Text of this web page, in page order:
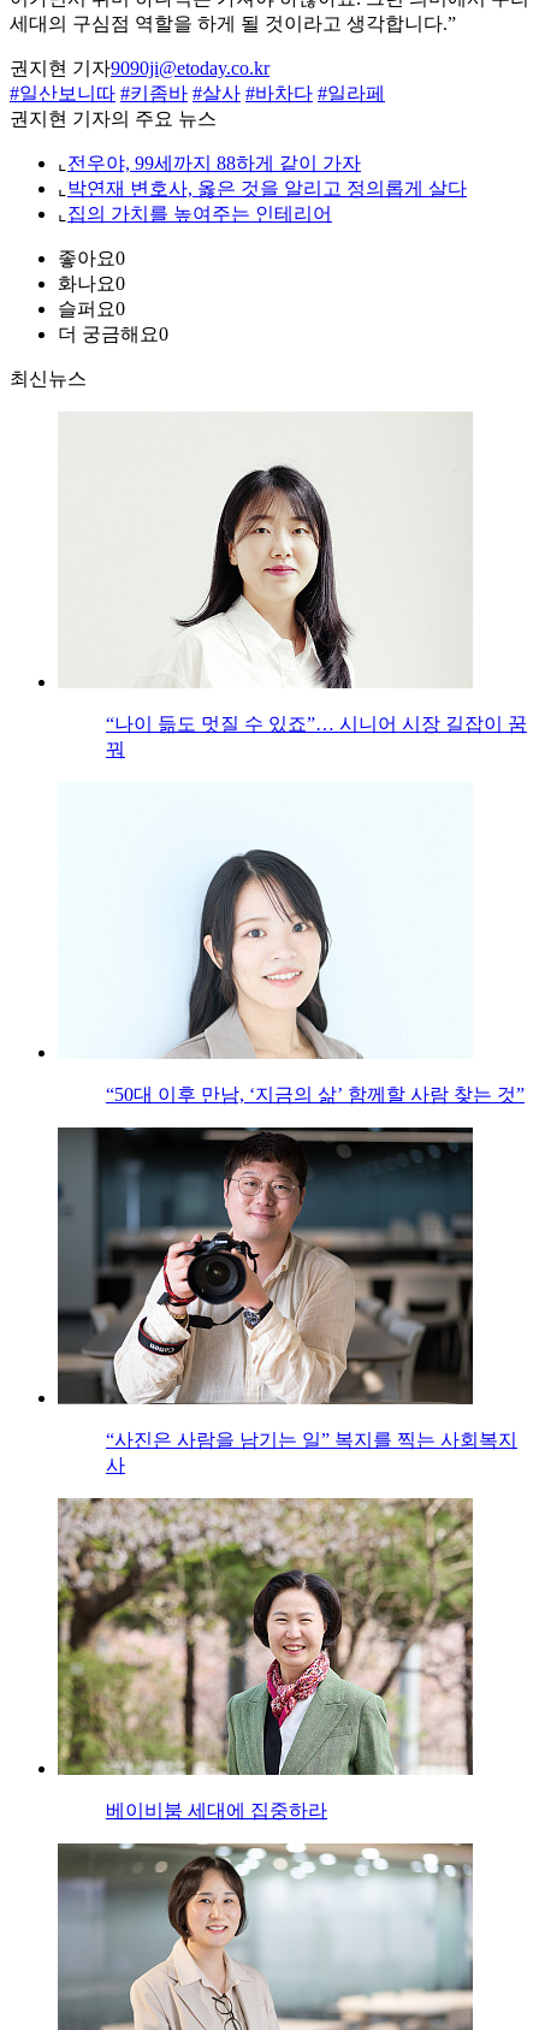
세대의 구심점 역할을 하게 될 것이라고 생각합니다.”
권지현 기자9090ji@etoday.co.kr
#일산보니따 #키좀바 #살사 #바차다 #일라페
권지현 기자의 주요 뉴스
⌞ 전우야, 99세까지 88하게 같이 가자
⌞ 박연재 변호사, 옳은 것을 알리고 정의롭게 살다
⌞ 집의 가치를 높여주는 인테리어
좋아요0
화나요0
슬퍼요0
더 궁금해요0
최신뉴스
“나이 듦도 멋질 수 있죠”… 시니어 시장 길잡이 꿈
꿔
“50대 이후 만남, ‘지금의 삶’ 함께할 사람 찾는 것”
“사진은 사람을 남기는 일” 복지를 찍는 사회복지
사
베이비붐 세대에 집중하라